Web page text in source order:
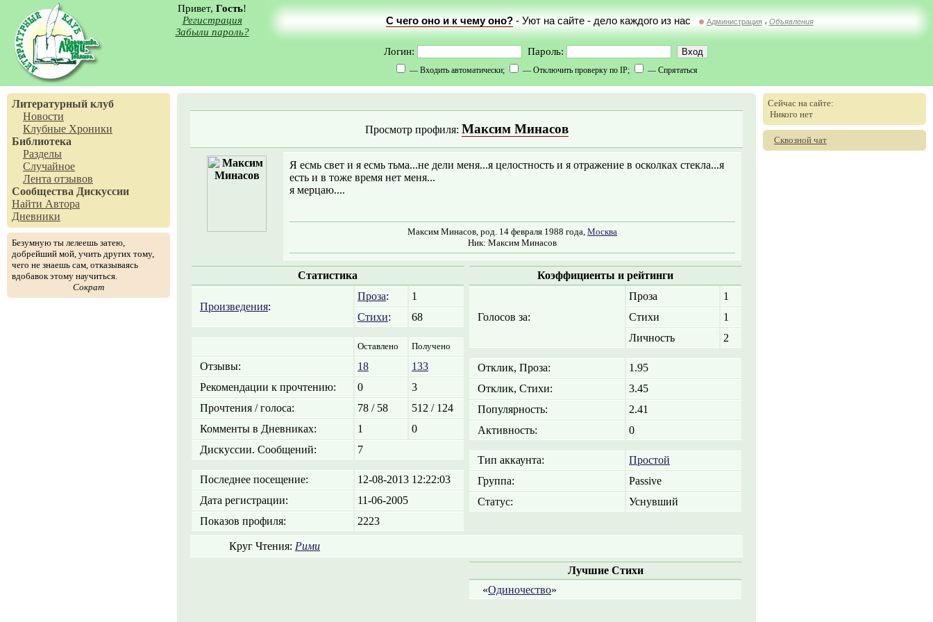
Привет, Гость!
Регистрация
Забыли пароль?
С чего оно и к чему оно?- Уют на сайте - дело каждого из нас Администрация // Объявления
Логин: Пароль:
— Входить автоматически; — Отключить проверку по IP; — Спрятаться
Литературный клуб
Новости
Клубные Хроники
Библиотека
Разделы
Случайное
Лента отзывов
Сообщества Дискуссии
Найти Автора
Дневники
Безумную ты лелеешь затею,
добрейший мой, учить других тому,
чего не знаешь сам, отказываясь
вдобавок этому научиться.
Сократ
Просмотр профиля: Максим Минасов
Я есмь свет и я есмь тьма...не дели меня...я целостность и я отражение в осколках стекла...я
есть и в тоже время нет меня...
я мерцаю....
Максим Минасов, род. 14 февраля 1988 года, Москва
Ник: Максим Минасов
Статистика
Произведения:
Проза:
1
Стихи: 68
Оставлено Получено
Отзывы: 18
133
Рекомендации к прочтению:
0
3
Прочтения / голоса:
78 / 58
512 / 124
Комменты в Дневниках:
1
0
Дискуссии. Сообщений:
7
Последнее посещение:
12-08-2013 12:22:03
Дата регистрации:
11-06-2005
Показов профиля:
2223
Коэффициенты и рейтинги
Голосов за:
Проза
1
Стихи
1
Личность
2
Отклик, Проза:
1.95
Отклик, Стихи:
3.45
Популярность:
2.41
Активность:
0
Тип аккаунта:
Простой
Группа:
Passive
Статус:
Уснувший
Круг Чтения: Рими
Лучшие Стихи
«Одиночество»
Сейчас на сайте:
Никого нет
Сквозной чат